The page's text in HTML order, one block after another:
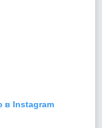
в Instagram